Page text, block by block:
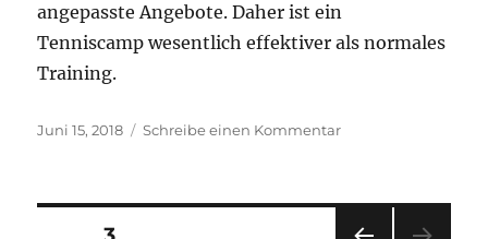
angepasste Angebote. Daher ist ein
Tenniscamp wesentlich effektiver als normales
Training.
Veröffentlicht
Juni 15, 2018 Schreibe einen Kommentarzu